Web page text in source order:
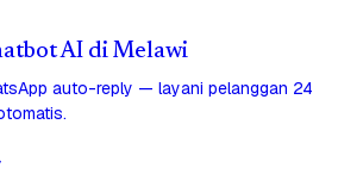
AI di Melawi
auto-reply — layani pelanggan 24